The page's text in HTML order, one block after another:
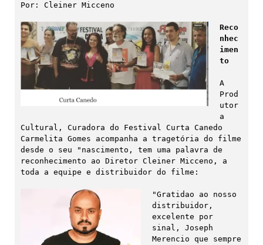
Por: Cleiner Micceno
Reco
nhec
imen
to
A
Prod
utor
a
Cultural, Curadora do Festival Curta Canedo
Carmelita Gomes acompanha a tragetória do filme
desde o seu "nascimento, tem uma palavra de
reconhecimento ao Diretor Cleiner Micceno, a
toda a equipe e distribuidor do filme:
"Gratidao ao nosso
distribuidor,
excelente por
sinal, Joseph
Merencio que sempre